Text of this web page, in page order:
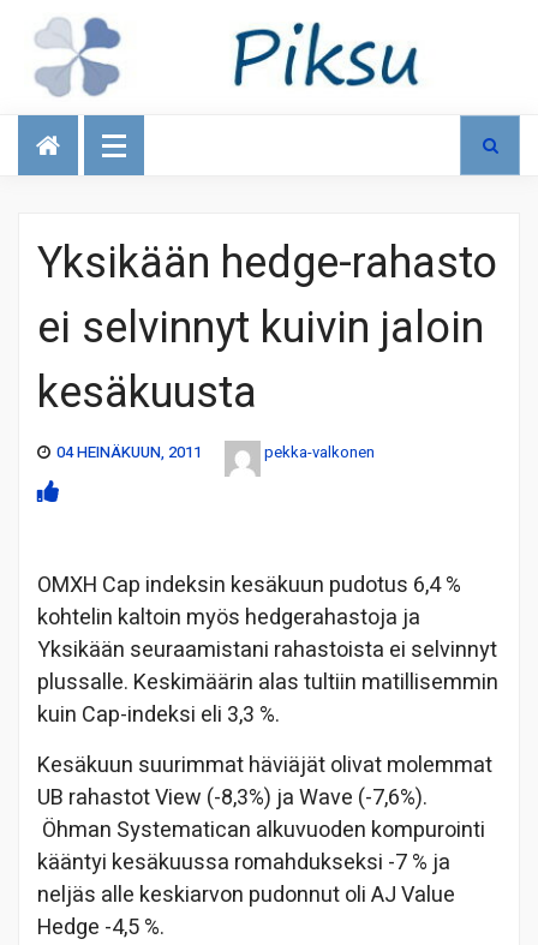
Talous
Yksikään hedge-rahasto
ei selvinnyt kuivin jaloin
kesäkuusta
04 HEINÄKUUN, 2011 pekka-valkonen
OMXH Cap indeksin kesäkuun pudotus 6,4 %
kohtelin kaltoin myös hedgerahastoja ja
Yksikään seuraamistani rahastoista ei selvinnyt
plussalle. Keskimäärin alas tultiin matillisemmin
kuin Cap-indeksi eli 3,3 %.
Kesäkuun suurimmat häviäjät olivat molemmat
UB rahastot View (-8,3%) ja Wave (-7,6%).
Öhman Systematican alkuvuoden kompurointi
kääntyi kesäkuussa romahdukseksi -7 % ja
neljäs alle keskiarvon pudonnut oli AJ Value
Hedge -4,5 %.